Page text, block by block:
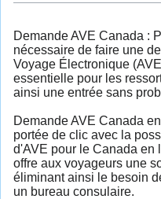
Demande AVE Canada :
nécessaire de faire une
Voyage Électronique
essentielle pour les
ainsi une entrée sans
Demande AVE Canada
portée de clic avec la
d'AVE pour le Canada en
offre aux voyageurs une
éliminant ainsi le besoin
un bureau consulaire.